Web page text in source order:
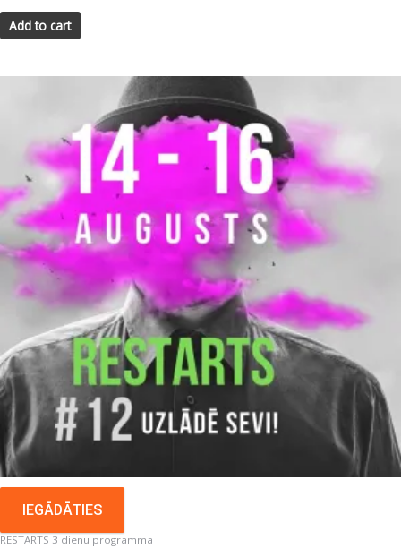
Add to cart
IEGĀDĀTIES
RESTARTS 3 dienu programma